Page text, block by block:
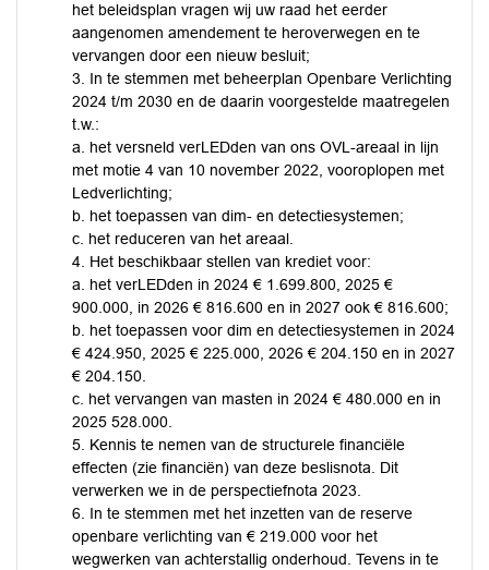
het beleidsplan vragen wij uw raad het eerder
aangenomen amendement te heroverwegen en te
vervangen door een nieuw besluit;
3. In te stemmen met beheerplan Openbare Verlichting
2024 t/m 2030 en de daarin voorgestelde maatregelen
t.w.:
a. het versneld verLEDden van ons OVL-areaal in lijn
met motie 4 van 10 november 2022, vooroplopen met
Ledverlichting;
b. het toepassen van dim- en detectiesystemen;
c. het reduceren van het areaal.
4. Het beschikbaar stellen van krediet voor:
a. het verLEDden in 2024 € 1.699.800, 2025 €
900.000, in 2026 € 816.600 en in 2027 ook € 816.600;
b. het toepassen voor dim en detectiesystemen in 2024
€ 424.950, 2025 € 225.000, 2026 € 204.150 en in 2027
€ 204.150.
c. het vervangen van masten in 2024 € 480.000 en in
2025 528.000.
5. Kennis te nemen van de structurele financiële
effecten (zie financiën) van deze beslisnota. Dit
verwerken we in de perspectiefnota 2023.
6. In te stemmen met het inzetten van de reserve
openbare verlichting van € 219.000 voor het
wegwerken van achterstallig onderhoud. Tevens in te